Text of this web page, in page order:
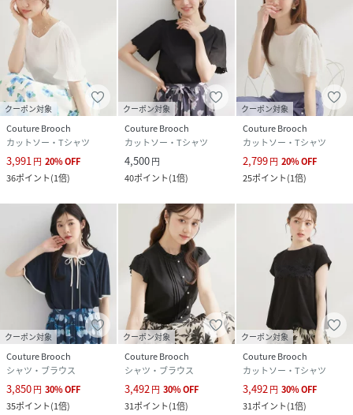
【26SSNEWCOLLECTION】
性別タイプ レディース
原産国
素材
本体：コットン100％ 別布部分：ポリエステル
100％
サイズ 36(S)、38(M)、40(L)、42(LL)
クリーニング 手洗い可
品番
SC1980_20260150815530
20260150815530-503-36 SC1980
クーポン対象
Couture Brooch
カットソー・Tシャツ
3,991円 20%OFF
36ポイント(1倍)
クーポン対象
Couture Brooch
カットソー・Tシャツ
4,500円
40ポイント(1倍)
クーポン対象
Couture Brooch
カットソー・Tシャツ
2,799円 20%OFF
25ポイント(1倍)
クーポン対象
Couture Brooch
シャツ・ブラウス
3,850円 30%OFF
35ポイント(1倍)
クーポン対象
Couture Brooch
シャツ・ブラウス
3,492円 30%OFF
31ポイント(1倍)
クーポン対象
Couture Brooch
カットソー・Tシャツ
3,492円 30%OFF
31ポイント(1倍)